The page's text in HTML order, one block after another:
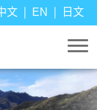
文 EN 日文